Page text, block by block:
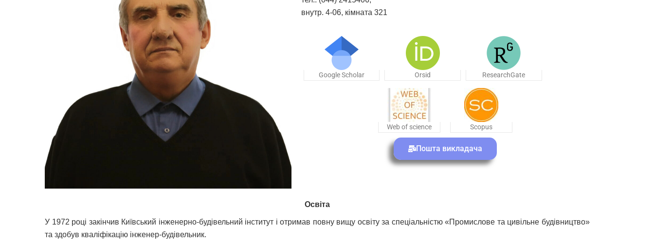
внутр. 4-06, кімната 321
Google Scholar Orsid ResearchGate
Web of science Scopus
Пошта викладача
Освіта
У 1972 році закінчив Київський інженерно-будівельний інститут і отримав повну вищу освіту за спеціальністю «Промислове та цивільне будівництво»
та здобув кваліфікацію інженер-будівельник.